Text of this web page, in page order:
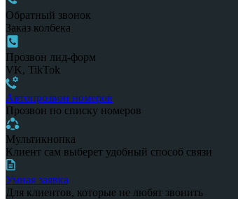
Обратный звонок
Заказ колбека
Прозвон лид-форм
VK, TikTok
Автопрозвон номеров
Прозвон по списку номеров
Мультикнопка
Клиент сам выберет удобный способ связи
Умная заявка
Для клиентов, которые не любят звонить